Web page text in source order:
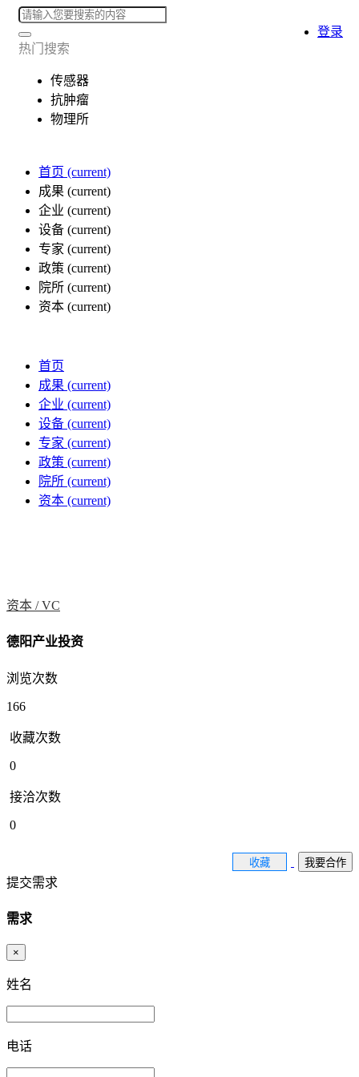
热门搜索
传感器
抗肿瘤
物理所
首页 (current)
成果 (current)
企业 (current)
设备 (current)
专家 (current)
政策 (current)
院所 (current)
资本 (current)
登录
首页
成果 (current)
企业 (current)
设备 (current)
专家 (current)
政策 (current)
院所 (current)
资本 (current)
资本 /VC
德阳产业投资
浏览次数
166
收藏次数
0
接洽次数
0
收藏 我要合作
提交需求
需求
×
姓名
电话